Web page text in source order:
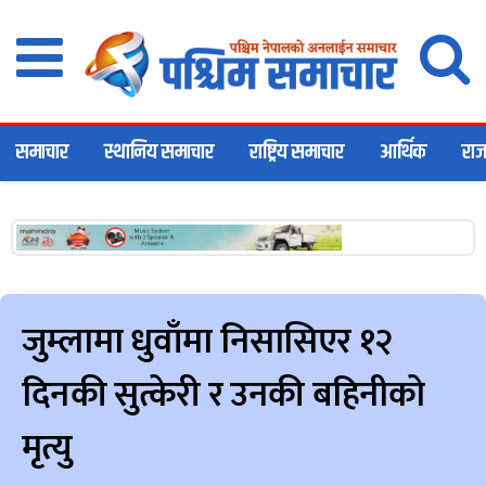
समाचार स्थानिय समाचार राष्ट्रिय समाचार आर्थिक
जुम्लामा धुवाँमा निसासिएर १२
दिनकी सुत्केरी र उनकी बहिनीको
मृत्यु